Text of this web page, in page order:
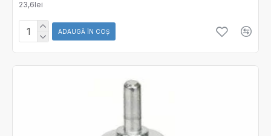
23,6lei
ADAUGĂ ÎN COŞ